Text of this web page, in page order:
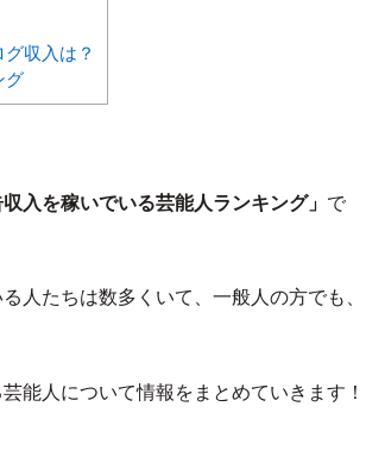
収入は？
グ
収入を稼いでいる芸能人ランキング」 で
人たちは数多くいて、一般人の方でも、
能人について情報をまとめていきます！